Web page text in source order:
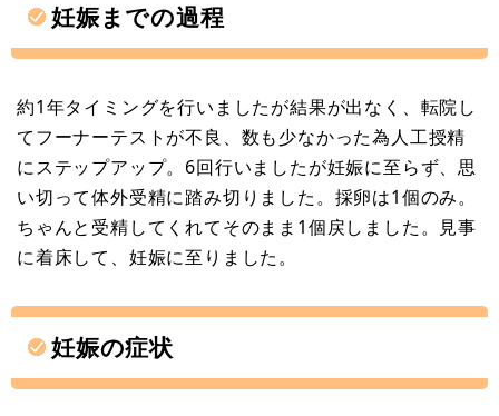
妊娠までの過程
約1年タイミングを行いましたが結果が出なく、転院し
てフーナーテストが不良、数も少なかった為人工授精
にステップアップ。6回行いましたが妊娠に至らず、思
い切って体外受精に踏み切りました。採卵は1個のみ。
ちゃんと受精してくれてそのまま1個戻しました。見事
に着床して、妊娠に至りました。
妊娠の症状